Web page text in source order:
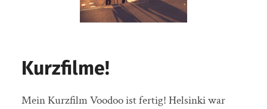
Kurzfilme!
Mein Kurzfilm Voodoo ist fertig! Helsinki war